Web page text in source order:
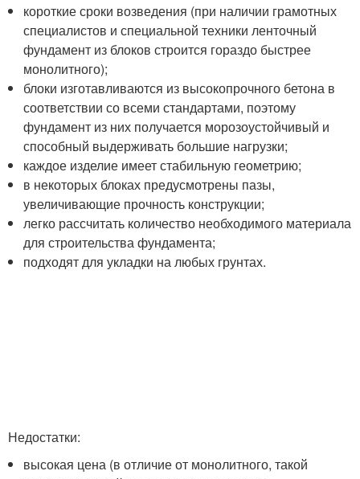
короткие сроки возведения (при наличии грамотных
специалистов и специальной техники ленточный
фундамент из блоков строится гораздо быстрее
монолитного);
блоки изготавливаются из высокопрочного бетона в
соответствии со всеми стандартами, поэтому
фундамент из них получается морозоустойчивый и
способный выдерживать большие нагрузки;
каждое изделие имеет стабильную геометрию;
в некоторых блоках предусмотрены пазы,
увеличивающие прочность конструкции;
легко рассчитать количество необходимого материала
для строительства фундамента;
подходят для укладки на любых грунтах.
Недостатки:
высокая цена (в отличие от монолитного, такой